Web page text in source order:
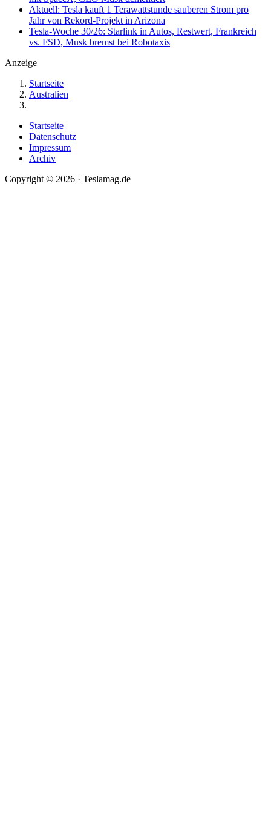
Aktuell: Tesla kauft 1 Terawattstunde sauberen Strom pro
Jahr von Rekord-Projekt in Arizona
Tesla-Woche 30/26: Starlink in Autos, Restwert, Frankreich
vs. FSD, Musk bremst bei Robotaxis
Anzeige
Startseite
Australien
Startseite
Datenschutz
Impressum
Archiv
Copyright © 2026 · Teslamag.de